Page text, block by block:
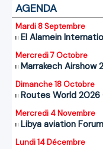
AGENDA
Mardi 8 Septembre
El Alamein
Mercredi 7 Octobre
Marrakech Airshow
Dimanche 18 Octobre
Routes World
Mercredi 4 Novembre
Libya aviation
Lundi 14 Décembre